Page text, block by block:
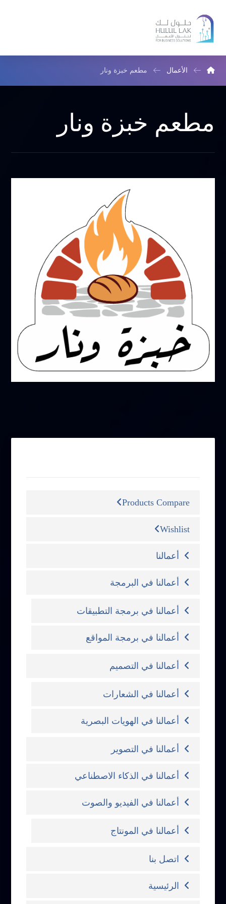
الأعمال مطعم خبزة ونار
مطعم خبزة ونار
Products Compare
Wishlist
أعمالنا
أعمالنا في البرمجة
أعمالنا في برمجة التطبيقات
أعمالنا في برمجة المواقع
أعمالنا في التصميم
أعمالنا في الشعارات
أعمالنا في الهويات البصرية
أعمالنا في التصوير
أعمالنا في الذكاء الاصطناعي
أعمالنا في الفيديو والصوت
أعمالنا في المونتاج
اتصل بنا
الرئيسية